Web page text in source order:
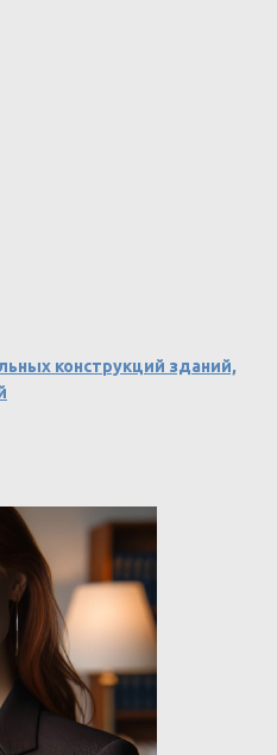
конструкций зданий,